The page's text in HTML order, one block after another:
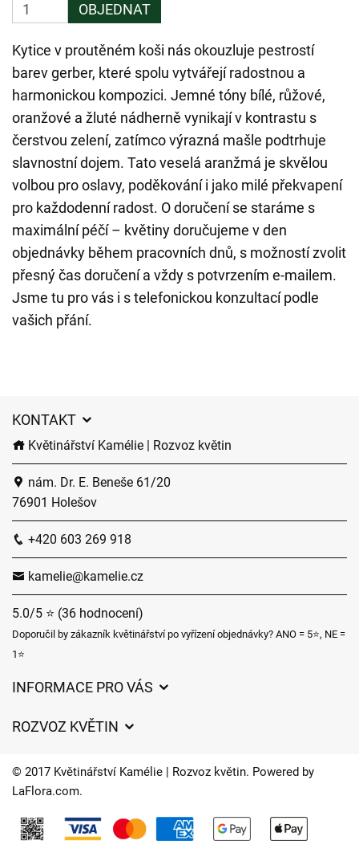
OBJEDNAT
Kytice v proutěném koši nás okouzluje pestrostí
barev gerber, které spolu vytvářejí radostnou a
harmonickou kompozici. Jemné tóny bílé, růžové,
oranžové a žluté nádherně vynikají v kontrastu s
čerstvou zelení, zatímco výrazná mašle podtrhuje
slavnostní dojem. Tato veselá aranžmá je skvělou
volbou pro oslavy, poděkování i jako milé překvapení
pro každodenní radost. O doručení se staráme s
maximální péčí – květiny doručujeme v den
objednávky během pracovních dnů, s možností zvolit
přesný čas doručení a vždy s potvrzením e-mailem.
Jsme tu pro vás i s telefonickou konzultací podle
vašich přání.
KONTAKT
Květinářství Kamélie | Rozvoz květin
nám. Dr. E. Beneše 61/20
76901 Holešov
+420 603 269 918
kamelie@kamelie.cz
5.0/5 ⭐ (36 hodnocení)
Doporučil by zákazník květinářství po vyřízení objednávky? ANO = 5⭐, NE =
1⭐
INFORMACE PRO VÁS
Často kladené dotazy
O nás
Časy doručení květin – přehled možností
ROZVOZ KVĚTIN
Kam doručujeme květiny
Kontakt
© 2017 Květinářství Kamélie | Rozvoz květin. Powered by
LaFlora.com.